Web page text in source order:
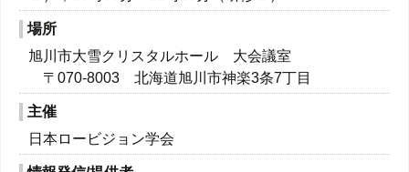
場所
旭川市大雪クリスタルホール 大会議室
〒070-8003 北海道旭川市神楽3条7丁目
主催
日本ロービジョン学会